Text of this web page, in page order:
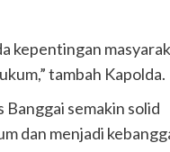
kepentingan
tambah Kapolda.
Banggai semakin solid
dan menjadi